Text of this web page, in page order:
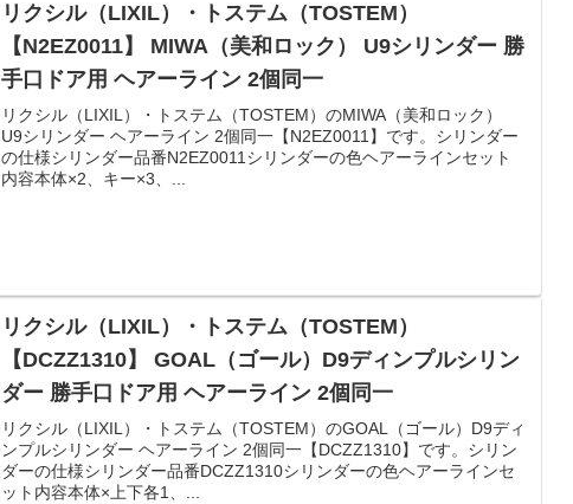
リクシル（LIXIL）・トステム（TOSTEM）
【N2EZ0011】 MIWA（美和ロック） U9シリンダー 勝
手口ドア用 ヘアーライン 2個同一
リクシル（LIXIL）・トステム（TOSTEM）のMIWA（美和ロック）
U9シリンダー ヘアーライン 2個同一【N2EZ0011】です。シリンダー
の仕様シリンダー品番N2EZ0011シリンダーの色ヘアーラインセット
内容本体×2、キー×3、...
リクシル（LIXIL）・トステム（TOSTEM）
【DCZZ1310】 GOAL（ゴール）D9ディンプルシリン
ダー 勝手口ドア用 ヘアーライン 2個同一
リクシル（LIXIL）・トステム（TOSTEM）のGOAL（ゴール）D9ディ
ンプルシリンダー ヘアーライン 2個同一【DCZZ1310】です。シリン
ダーの仕様シリンダー品番DCZZ1310シリンダーの色ヘアーラインセ
ット内容本体×上下各1、...